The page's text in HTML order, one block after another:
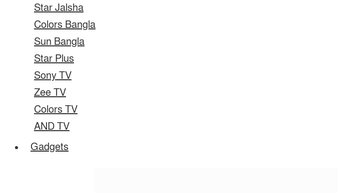
Star Jalsha
Colors Bangla
Sun Bangla
Star Plus
Sony TV
Zee TV
Colors TV
AND TV
Gadgets